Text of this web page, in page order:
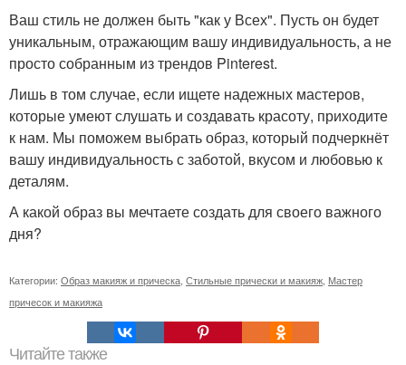
Ваш стиль не должен быть "как у Всех". Пусть он будет
уникальным, отражающим вашу индивидуальность, а не
просто собранным из трендов Pinterest.
Лишь в том случае, если ищете надежных мастеров,
которые умеют слушать и создавать красоту, приходите
к нам. Мы поможем выбрать образ, который подчеркнёт
вашу индивидуальность с заботой, вкусом и любовью к
деталям.
А какой образ вы мечтаете создать для своего важного
дня?
Категории: Образ макияж и прическа Стильные прически и макияж Мастер
причесок и макияжа
Читайте также